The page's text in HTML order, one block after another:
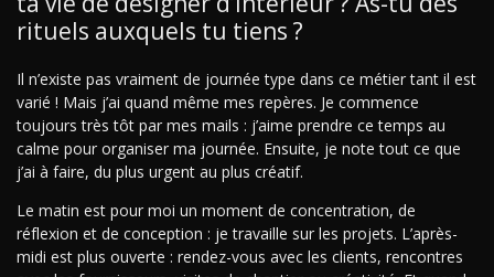
rituels auxquels tu tiens ?
Il n’existe pas vraiment de journée type dans ce métier tant il est
varié ! Mais j’ai quand même mes repères. Je commence
toujours très tôt par mes mails : j’aime prendre ce temps au
calme pour organiser ma journée. Ensuite, je note tout ce que
j’ai à faire, du plus urgent au plus créatif.
Le matin est pour moi un moment de concentration, de
réflexion et de conception : je travaille sur les projets. L’après-
midi est plus ouverte : rendez-vous avec les clients, rencontres